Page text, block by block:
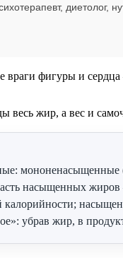
диетолог,
фигуры и
весь жир, а вес и
мононенасыщенные
насыщенных
убрав жир, в